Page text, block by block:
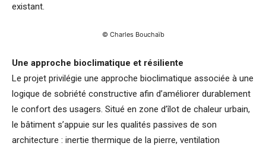
existant.
© Charles Bouchaïb
Une approche bioclimatique et résiliente
Le projet privilégie une approche bioclimatique associée à une
logique de sobriété constructive afin d’améliorer durablement
le confort des usagers. Situé en zone d’îlot de chaleur urbain,
le bâtiment s’appuie sur les qualités passives de son
architecture : inertie thermique de la pierre, ventilation